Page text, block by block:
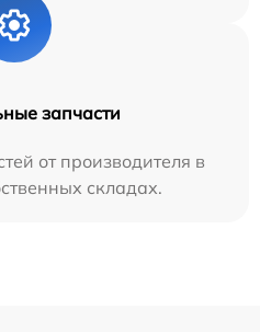
запчасти
от производителя в
складах.